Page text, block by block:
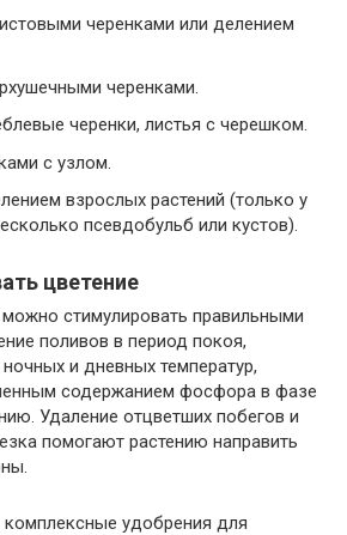
черенками или делением
черенками.
черенки, листья с черешком.
с узлом.
взрослых растений (только у
псевдобульб или кустов).
цветение
стимулировать правильными
поливов в период покоя,
и дневных температур,
содержанием фосфора в фазе
Удаление отцветших побегов и
помогают растению направить
удобрения для